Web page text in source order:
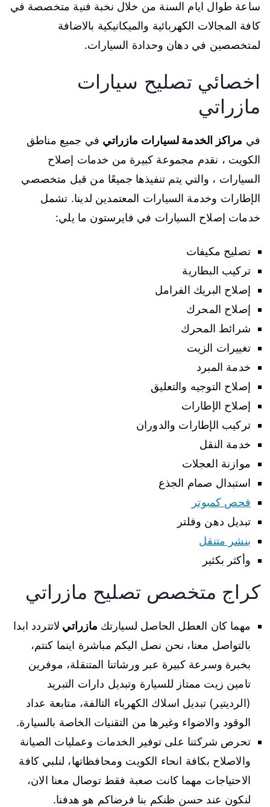
ساعة طوال ايام السنة من خلال نخبة فنية متخصصة في
كافة المجالات الكهربائية والميكانيكية بالاضافة
لمتخصصين في دهان وحدادة السيارات.
اخصائي تصليح سيارات
مازراتي
في مراكز الخدمة لسيارات مازراتي في جميع مناطق
الكويت ، نقدم مجموعة كبيرة من خدمات إصلاح
السيارات ، والتي يتم تنفيذها جميعًا من قبل متخصصي
الإطارات وخدمة السيارات المعتمدين لدينا. تشمل
خدمات إصلاح السيارات في فايرستون ما يلي:
تصليح مكيفات
تركيب البطارية
إصلاح البريك الفرامل
إصلاح المحرك
شرائط المحرك
تغييرات الزيت
خدمة المبرد
إصلاح التوجيه والتعليق
إصلاح الإطارات
تركيب الإطارات والدوران
خدمة النقل
موازنة العجلات
استبدال صمام الجذع
فحص كمبوتر
تبديل دهن وفلتر
بنشر متنقل
وأكثر بكثير
كراج متخصص تصليح مازراتي
مهما كان العطل الحاصل لسيارتك مازراتي لاتتردد ابدا
بالتواصل معنا، نحن نصل اليكم مباشرة اينما كنتم،
بخبرة وسرعة كبيرة عبر ورشاتنا المتنقلة، موفرين
تامين زيت ممتاز للسيارة وتبديل دارات التبريد
(الرديتير) تبديل اسلاك الكهرباء التالفة، متابعة عداد
الوقود والاضواء وغيرها من التقنيات الخاصة بالسيارة.
تحرص شركتنا على توفير الخدمات وعمليات الصيانة
والاصلاح بكافة انحاء الكويت ومحافظاتها، لنلبي كافة
الاحتياجات مهما كانت صعبة فقط توصال معنا الان،
لنكون عند حسن ظنكم بنا فرضاكم هو هدفنا.